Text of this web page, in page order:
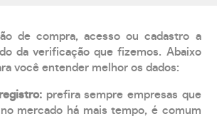
de compra, acesso ou cadastro a
da verificação que fizemos. Abaixo
você entender melhor os dados:
prefira sempre empresas que
mercado há mais tempo, é comum